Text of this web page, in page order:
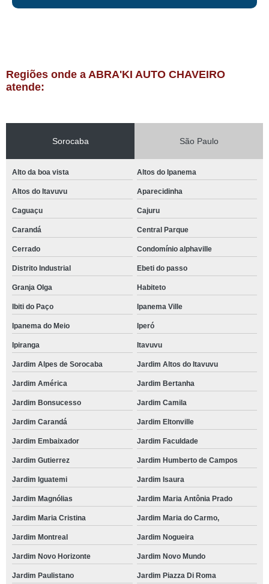
Regiões onde a ABRA'KI AUTO CHAVEIRO
atende:
Sorocaba São Paulo
Alto da boa vista Altos do Ipanema
Altos do Itavuvu Aparecidinha
Caguaçu Cajuru
Carandá Central Parque
Cerrado Condomínio alphaville
Distrito Industrial Ebeti do passo
Granja Olga Habiteto
Ibiti do Paço Ipanema Ville
Ipanema do Meio Iperó
Ipiranga Itavuvu
Jardim Alpes de Sorocaba Jardim Altos do Itavuvu
Jardim América Jardim Bertanha
Jardim Bonsucesso Jardim Camila
Jardim Carandá Jardim Eltonville
Jardim Embaixador Jardim Faculdade
Jardim Gutierrez Jardim Humberto de Campos
Jardim Iguatemi Jardim Isaura
Jardim Magnólias Jardim Maria Antônia Prado
Jardim Maria Cristina Jardim Maria do Carmo,
Jardim Montreal Jardim Nogueira
Jardim Novo Horizonte Jardim Novo Mundo
Jardim Paulistano Jardim Piazza Di Roma